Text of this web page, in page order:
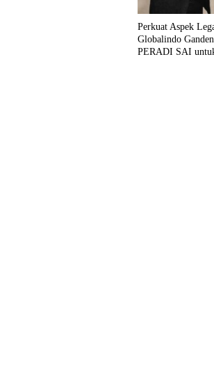
Perkuat Aspek
Globalindo
PERADI SAI